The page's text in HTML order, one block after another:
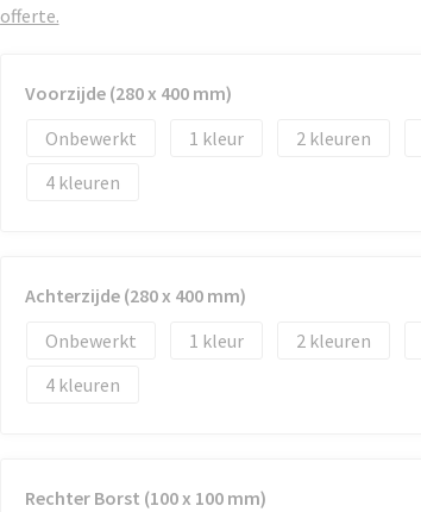
offerte.
Voorzijde (280 x 400 mm)
Onbewerkt
1 2
4
Achterzijde (280 x 400 mm)
Onbewerkt
1 2
4
Rechter Borst (100 x 100 mm)